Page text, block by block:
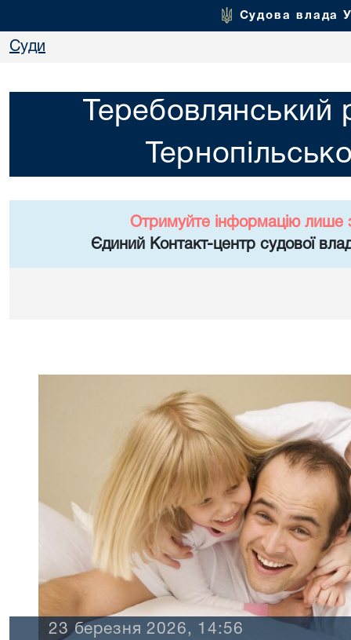
Судова влада
Суди
Теребовлянський
Отримуйте інформацію лише
Єдиний Контакт-центр судової
23 березня 2026, 14:56